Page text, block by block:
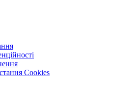
Cookies